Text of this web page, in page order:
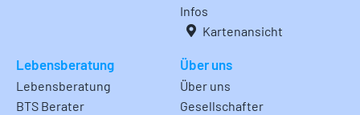
Infos
Kartenansicht
Lebensberatung
Lebensberatung
BTS Berater
Über uns
Über uns
Gesellschafter